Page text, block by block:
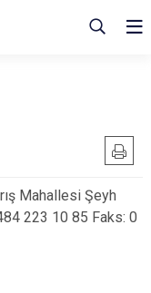
Mahallesi Şeyh
223 10 85 Faks: 0